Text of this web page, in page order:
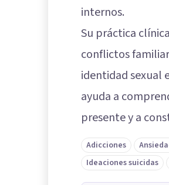
internos.
Su práctica
conflictos
identidad sexual
ayuda a
presente y a
Adicciones
Ideaciones suicidas